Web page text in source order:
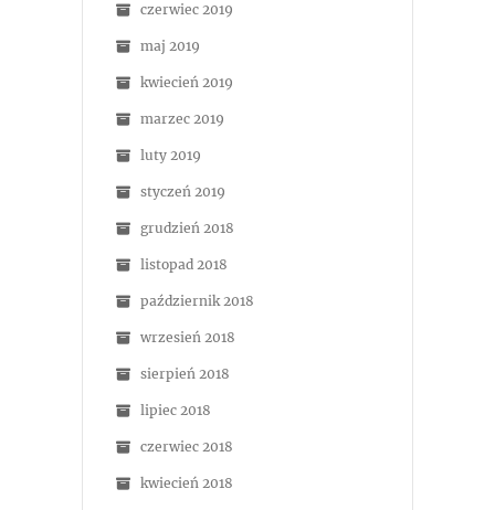
czerwiec 2019
maj 2019
kwiecień 2019
marzec 2019
luty 2019
styczeń 2019
grudzień 2018
listopad 2018
październik 2018
wrzesień 2018
sierpień 2018
lipiec 2018
czerwiec 2018
kwiecień 2018